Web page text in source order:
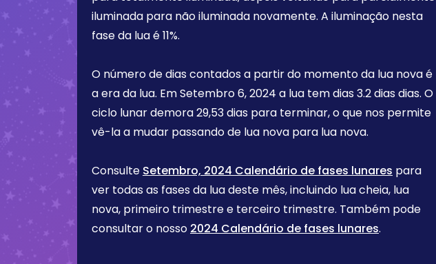
iluminada para não iluminada novamente. A iluminação nesta
fase da lua é11%.
O número de dias contados a partir do momento da lua nova é
a era da lua. EmSetembro 6, 2024 a lua tem dias 3.2 dias dias. O
ciclo lunar demora 29,53 dias para terminar, o que nos permite
vê-la a mudar passando de lua nova para lua nova.
Consulte Setembro, 2024 Calendário de fases lunares para
ver todas as fases da lua deste mês, incluindo lua cheia, lua
nova, primeiro trimestre e terceiro trimestre. Também pode
consultar o nosso 2024 Calendário de fases lunares.